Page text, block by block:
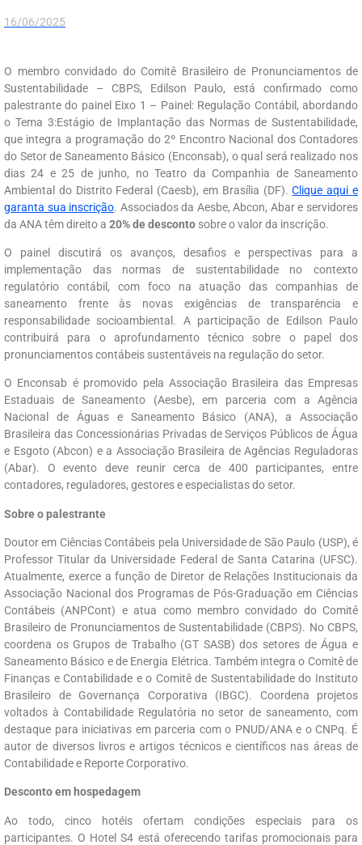
16/06/2025
O membro convidado do Comitê Brasileiro de Pronunciamentos de
Sustentabilidade – CBPS, Edilson Paulo, está confirmado como
palestrante do painel Eixo 1 – Painel: Regulação Contábil, abordando
o Tema 3:Estágio de Implantação das Normas de Sustentabilidade,
que integra a programação do 2º Encontro Nacional dos Contadores
do Setor de Saneamento Básico (Enconsab), o qual será realizado nos
dias 24 e 25 de junho, no Teatro da Companhia de Saneamento
Ambiental do Distrito Federal (Caesb), em Brasília (DF).Clique aqui e
garanta sua inscrição. Associados da Aesbe, Abcon, Abar e servidores
da ANA têm direito a 20% de desconto sobre o valor da inscrição.
O painel discutirá os avanços, desafios e perspectivas para a
implementação das normas de sustentabilidade no contexto
regulatório contábil, com foco na atuação das companhias de
saneamento frente às novas exigências de transparência e
responsabilidade socioambiental. A participação de Edilson Paulo
contribuirá para o aprofundamento técnico sobre o papel dos
pronunciamentos contábeis sustentáveis na regulação do setor.
O Enconsab é promovido pela Associação Brasileira das Empresas
Estaduais de Saneamento (Aesbe), em parceria com a Agência
Nacional de Águas e Saneamento Básico (ANA), a Associação
Brasileira das Concessionárias Privadas de Serviços Públicos de Água
e Esgoto (Abcon) e a Associação Brasileira de Agências Reguladoras
(Abar). O evento deve reunir cerca de 400 participantes, entre
contadores, reguladores, gestores e especialistas do setor.
Sobre o palestrante
Doutor em Ciências Contábeis pela Universidade de São Paulo (USP), é
Professor Titular da Universidade Federal de Santa Catarina (UFSC).
Atualmente, exerce a função de Diretor de Relações Institucionais da
Associação Nacional dos Programas de Pós-Graduação em Ciências
Contábeis (ANPCont) e atua como membro convidado do Comitê
Brasileiro de Pronunciamentos de Sustentabilidade (CBPS). No CBPS,
coordena os Grupos de Trabalho (GT SASB) dos setores de Água e
Saneamento Básico e de Energia Elétrica. Também integra o Comitê de
Finanças e Contabilidade e o Comitê de Sustentabilidade do Instituto
Brasileiro de Governança Corporativa (IBGC). Coordena projetos
voltados à Contabilidade Regulatória no setor de saneamento, com
destaque para iniciativas em parceria com o PNUD/ANA e o CNPq. É
autor de diversos livros e artigos técnicos e científicos nas áreas de
Contabilidade e Reporte Corporativo.
Desconto em hospedagem
Ao todo, cinco hotéis ofertam condições especiais para os
participantes. O Hotel S4 está oferecendo tarifas promocionais para